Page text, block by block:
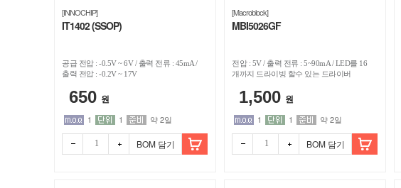
[INNOCHIP]
IT1402 (SSOP)
공급 전압 : -0.5V ~ 6V / 출력 전류 : 45mA /
출력 전압 : -0.2V ~ 17V
650 원
1 1 약 2일
BOM 담기
[Macroblock]
MBI5026GF
전압 : 5V / 출력 전류 : 5~90mA / LED를 16
개까지 드라이빙 할수 있는 드라이버
1,500 원
1 1 약 2일
BOM 담기